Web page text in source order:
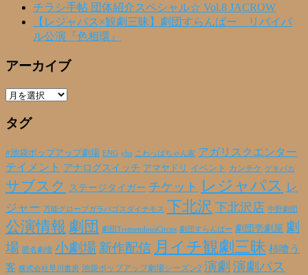
チラシ手帖 団体紹介スペシャル☆ Vol.8 JACROW
【レジャパス×観劇三昧】劇団すらんばー リバイバ
ル公演『色相環』
アーカイブ
ア
カ
ブ
タグ
#池袋ポップアップ劇場 ENG yhs こわっぱちゃん家 アガリスクエンター
テイメント アナログスイッチ アマヤドリ イベント カンチケ ゲキバカ
サブスク ステージタイガー チケット レジャパス レ
ジャー 万能グローブガラパゴスダイナモス 下北沢 下北沢店 中野劇団
公演情報 劇団 劇団TremendousCircus 劇団すらんばー 劇団壱劇屋 劇
場 匿名劇壇 小劇場 新作配信 月イチ観劇三昧 柿喰う
客 株式会社早川書房 池袋ポップアップ劇場シーズン2 演劇 演劇パス